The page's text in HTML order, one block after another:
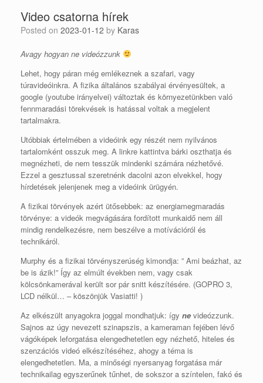
Video csatorna hírek
Posted on 2023-01-12 by Karas
Avagy hogyan ne videózzunk
Lehet, hogy páran még emlékeznek a szafari, vagy
túravideóinkra. A fizika általános szabályai érvényesültek, a
google (youtube irányelvei) változtak és környezetünkben való
fennmaradási törekvések is hatással voltak a megjelent
tartalmakra.
Utóbbiak értelmében a videóink egy részét nem nyilvános
tartalomként osszuk meg. A linkre kattintva bárki oszthatja és
megnézheti, de nem tesszük mindenki számára nézhetővé.
Ezzel a gesztussal szeretnénk dacolni azon elvekkel, hogy
hírdetések jelenjenek meg a videóink ürügyén.
A fizikai törvények azért ütősebbek: az energiamegmaradás
törvénye: a videók megvágására fordított munkaidő nem áll
mindig rendelkezésre, nem beszélve a motívációról és
technikáról.
Murphy és a fizikai törvényszerúség kimondja: ” Ami beázhat, az
be is ázik!” Így az elmúlt években nem, vagy csak
kölcsönkamerával került sor pár snitt készítésére. (GOPRO 3,
LCD nélkül… – köszönjük Vasiatti! )
Az elkészült anyagokra joggal mondhatjuk: így ne videózzunk.
Sajnos az úgy nevezett szinapszis, a kameraman fejében lévő
vágóképek leforgatása elengedhetetlen egy nézhető, hiteles és
szenzációs videó elkészítéséhez, ahogy a téma is
elengedhetetlen. Ma, a minőségi nyersanyag forgatása már
technikailag egyszerűnek tűnhet, de sokszor a színtelen, fakó és